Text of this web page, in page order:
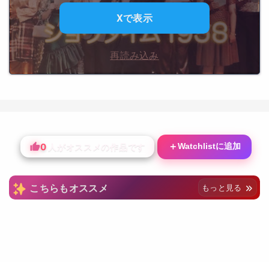
Xで表示
再読み込み
0 人がオススメの作品です ＋Watchlistに追加
こちらもオススメ もっと見る